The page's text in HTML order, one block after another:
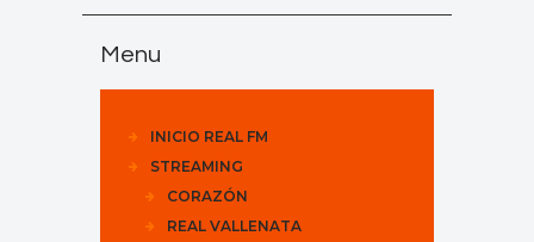
Menu
INICIO REAL FM
STREAMING
CORAZÓN
REAL VALLENATA